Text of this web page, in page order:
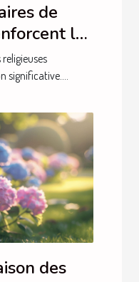
de
la
significative....
des